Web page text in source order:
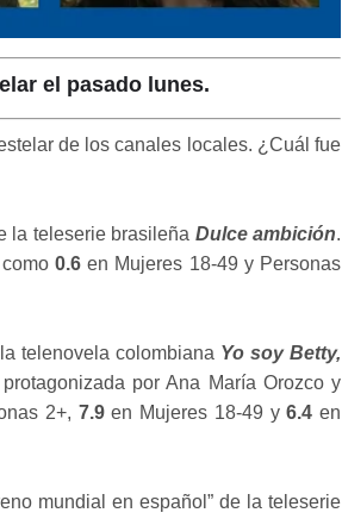
el pasado lunes.
de los canales locales. ¿Cuál fue
la teleserie brasileña Dulce ambición.
0.6en Mujeres 18-49 y Personas
telenovela colombiana Yo soy Betty,
por Ana María Orozco y
2+, 7.9en Mujeres 18-49 y6.4 en
mundial en español” de la teleserie